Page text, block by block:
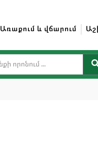
Առաքում և վճարում